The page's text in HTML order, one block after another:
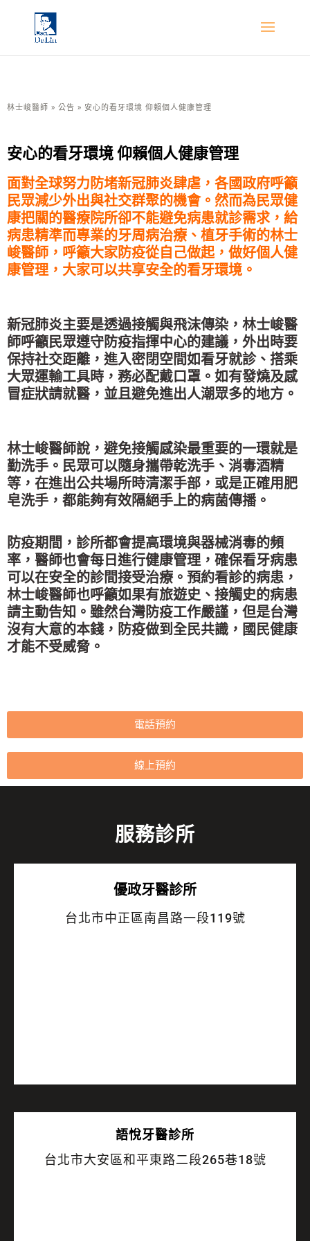
林士峻醫師 » 公告 » 安心的看牙環境 仰賴個人健康管理
安心的看牙環境 仰賴個人健康管理
面對全球努力防堵新冠肺炎肆虐，各國政府呼籲
民眾減少外出與社交群聚的機會。然而為民眾健
康把關的醫療院所卻不能避免病患就診需求，給
病患精準而專業的牙周病治療、植牙手術的林士
峻醫師，呼籲大家防疫從自己做起，做好個人健
康管理，大家可以共享安全的看牙環境。
新冠肺炎主要是透過接觸與飛沫傳染，林士峻醫
師呼籲民眾遵守防疫指揮中心的建議，外出時要
保持社交距離，進入密閉空間如看牙就診、搭乘
大眾運輸工具時，務必配戴口罩。如有發燒及感
冒症狀請就醫 ，並且避免進出人潮眾多的地方。
林士峻醫師說，避免接觸感染最重要的一環就是
勤洗手。民眾可以隨身攜帶乾洗手、消毒酒精
等，在進出公共場所時清潔手部，或是正確用肥
皂洗手，都能夠有效隔絕手上的病菌傳播。
防疫期間，診所都會提高環境與器械消毒的頻
率，醫師也會每日進行健康管理，確保看牙病患
可以在安全的診間接受治療。預約看診的病患，
林士峻醫師也呼籲如果有旅遊史、接觸史的病患
請主動告知。雖然台灣防疫工作嚴謹，但是台灣
沒有大意的本錢，防疫做到全民共識 ，國民健康
才能不受威脅。
電話預約
線上預約
服務診所
優政牙醫診所
台北市中正區南昌路一段119號
語悅牙醫診所
台北市大安區和平東路二段265巷18號